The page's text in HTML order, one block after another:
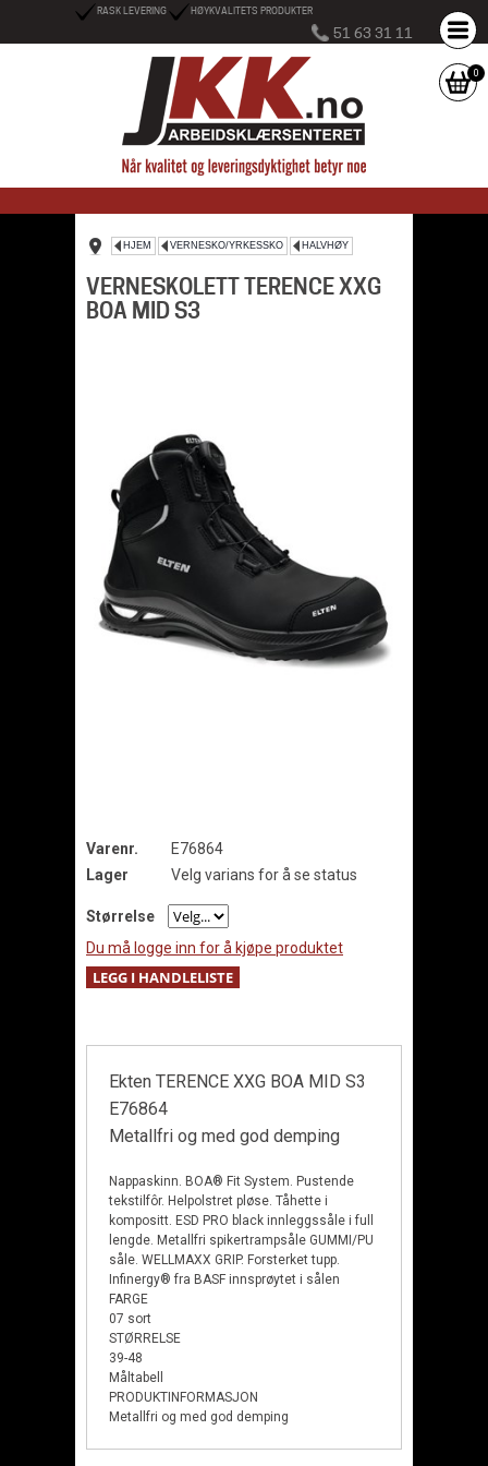
0
RASK LEVERING HØYKVALITETS PRODUKTER
51 63 31 11
HJEM VERNESKO/YRKESSKO HALVHØY
VERNESKOLETT TERENCE XXG
BOA MID S3
Varenr.
E76864
Lager
Velg varians for å se status
Størrelse
Du må logge inn for å kjøpe produktet
Ekten TERENCE XXG BOA MID S3
E76864
Metallfri og med god demping
Nappaskinn. BOA® Fit System. Pustende
tekstilfôr. Helpolstret pløse. Tåhette i
kompositt. ESD PRO black innleggssåle i full
lengde. Metallfri spikertrampsåle GUMMI/PU
såle. WELLMAXX GRIP. Forsterket tupp.
Infinergy® fra BASF innsprøytet i sålen
FARGE
07 sort
STØRRELSE
39-48
Måltabell
PRODUKTINFORMASJON
Metallfri og med god demping